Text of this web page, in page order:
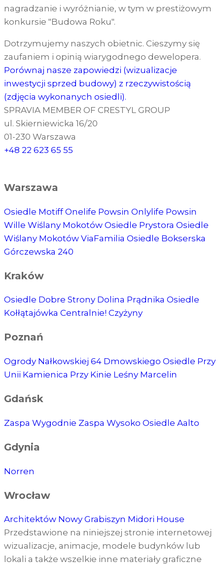
nagradzanie i wyróżnianie, w tym w prestiżowym
konkursie "Budowa Roku".
Dotrzymujemy naszych obietnic. Cieszymy się
zaufaniem i opinią wiarygodnego dewelopera.
Porównaj nasze zapowiedzi (wizualizacje
inwestycji sprzed budowy) z rzeczywistością
(zdjęcia wykonanych osiedli).
SPRAVIA MEMBER OF CRESTYL GROUP
ul. Skierniewicka 16/20
01-230 Warszawa
+48 22 623 65 55
Warszawa
Osiedle MotiffOnelife Powsin Onlylife Powsin
Wille Wiślany Mokotów Osiedle Prystora Osiedle
Wiślany Mokotów ViaFamilia Osiedle Bokserska
Górczewska 240
Kraków
Osiedle Dobre Strony Dolina Prądnika Osiedle
Kołłątajówka Centralnie! Czyżyny
Poznań
Ogrody Nałkowskiej 64 Dmowskiego Osiedle Przy
Unii Kamienica Przy Kinie Leśny Marcelin
Gdańsk
Zaspa Wygodnie Zaspa Wysoko Osiedle Aalto
Gdynia
Norren
Wrocław
Architektów Nowy Grabiszyn Midori House
Przedstawione na niniejszej stronie internetowej
wizualizacje, animacje, modele budynków lub
lokali a także wszelkie inne materiały graficzne